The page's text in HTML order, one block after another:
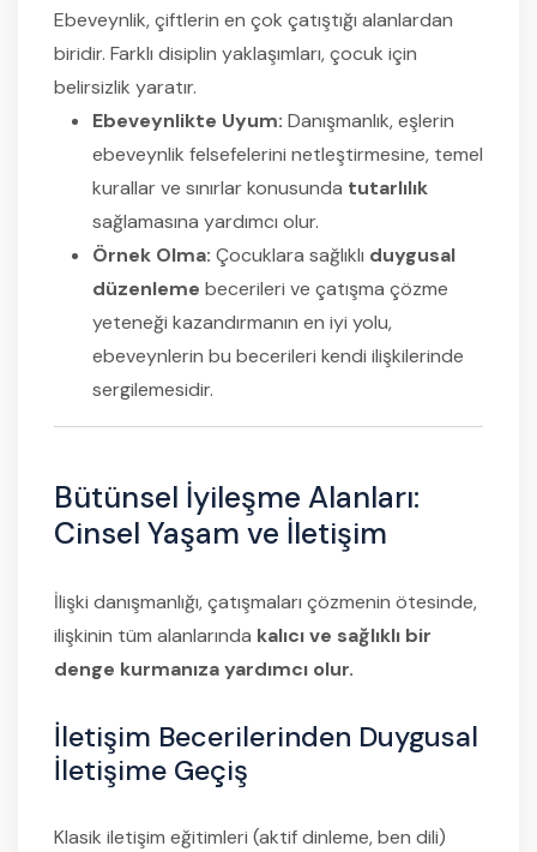
Ebeveynlik, çiftlerin en çok çatıştığı alanlardan
biridir. Farklı disiplin yaklaşımları, çocuk için
belirsizlik yaratır.
Ebeveynlikte Uyum: Danışmanlık, eşlerin
ebeveynlik felsefelerini netleştirmesine, temel
kurallar ve sınırlar konusunda tutarlılık
sağlamasına yardımcı olur.
Örnek Olma: Çocuklara sağlıklı duygusal
düzenleme becerileri ve çatışma çözme
yeteneği kazandırmanın en iyi yolu,
ebeveynlerin bu becerileri kendi ilişkilerinde
sergilemesidir.
Bütünsel İyileşme Alanları:
Cinsel Yaşam ve İletişim
İlişki danışmanlığı, çatışmaları çözmenin ötesinde,
ilişkinin tüm alanlarında kalıcı ve sağlıklı bir
denge kurmanıza yardımcı olur.
İletişim Becerilerinden Duygusal
İletişime Geçiş
Klasik iletişim eğitimleri (aktif dinleme, ben dili)